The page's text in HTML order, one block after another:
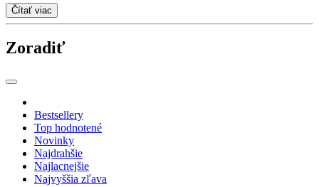
Čítať viac
Zoradiť
Bestsellery
Top hodnotené
Novinky
Najdrahšie
Najlacnejšie
Najvyššia zľava